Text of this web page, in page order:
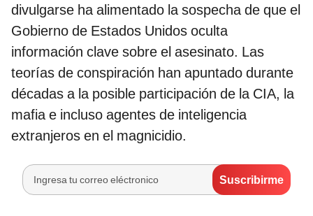
divulgarse ha alimentado la sospecha de que el
Gobierno de Estados Unidos oculta
información clave sobre el asesinato. Las
teorías de conspiración han apuntado durante
décadas a la posible participación de la CIA, la
mafia e incluso agentes de inteligencia
extranjeros en el magnicidio.